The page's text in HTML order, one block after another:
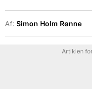
Af: Simon Holm Rønne
Artiklen